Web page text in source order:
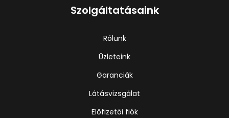
Szolgáltatásaink
Rólunk
Üzleteink
Garanciák
Látásvizsgálat
Előfizetői fiók